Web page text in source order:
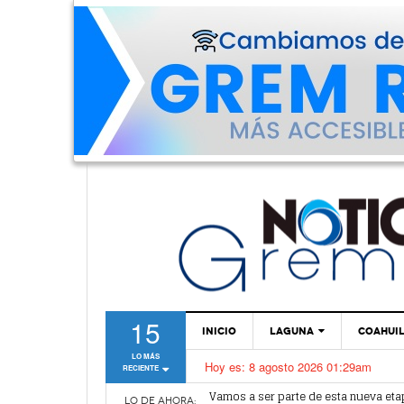
15
LO MÁS
RECIENTE
INICIO LAGUNA
TORREÓN
GÓMEZ PALACIO
Hoy es: 8 agosto 2026 01:29am
LO DE AHORA:
Vamos a ser parte de esta nueva